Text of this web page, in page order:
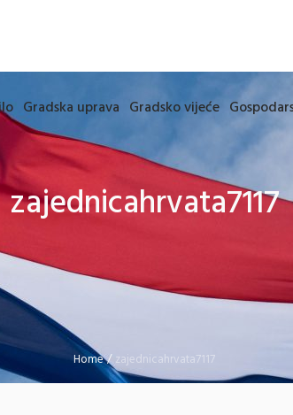
Gradska uprava Gradsko vijeće
zajednicahrvata7117
Home/zajednicahrvata7117